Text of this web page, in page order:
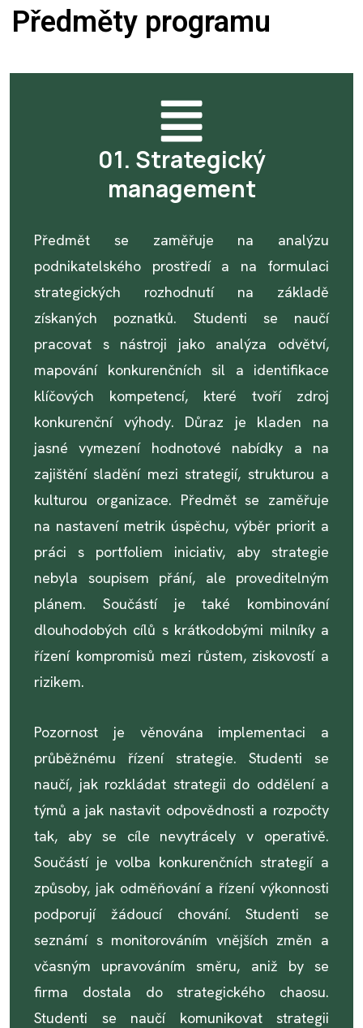
Předměty programu
01. Strategický
management
Předmět se zaměřuje na analýzu
podnikatelského prostředí a na formulaci
strategických rozhodnutí na základě
získaných poznatků. Studenti se naučí
pracovat s nástroji jako analýza odvětví,
mapování konkurenčních sil a identifikace
klíčových kompetencí, které tvoří zdroj
konkurenční výhody. Důraz je kladen na
jasné vymezení hodnotové nabídky a na
zajištění sladění mezi strategií, strukturou a
kulturou organizace. Předmět se zaměřuje
na nastavení metrik úspěchu, výběr priorit a
práci s portfoliem iniciativ, aby strategie
nebyla soupisem přání, ale proveditelným
plánem. Součástí je také kombinování
dlouhodobých cílů s krátkodobými milníky a
řízení kompromisů mezi růstem, ziskovostí a
rizikem.
Pozornost je věnována implementaci a
průběžnému řízení strategie. Studenti se
naučí, jak rozkládat strategii do oddělení a
týmů a jak nastavit odpovědnosti a rozpočty
tak, aby se cíle nevytrácely v operativě.
Součástí je volba konkurenčních strategií a
způsoby, jak odměňování a řízení výkonnosti
podporují žádoucí chování. Studenti se
seznámí s monitorováním vnějších změn a
včasným upravováním směru, aniž by se
firma dostala do strategického chaosu.
Studenti se naučí komunikovat strategii